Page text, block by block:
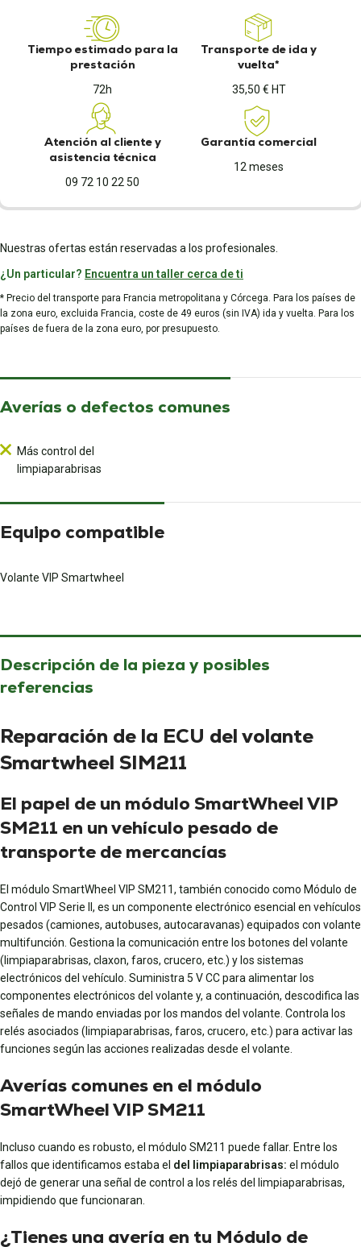
Tiempo estimado para la
prestación
72h
Transporte de ida y
vuelta*
35,50 € HT
Atención al cliente y
asistencia técnica
09 72 10 22 50
Garantía comercial
12 meses
Nuestras ofertas están reservadas a los profesionales.
¿Un particular? Encuentra un taller cerca de ti
* Precio del transporte para Francia metropolitana y Córcega. Para los países de
la zona euro, excluida Francia, coste de 49 euros (sin IVA) ida y vuelta. Para los
países de fuera de la zona euro, por presupuesto.
Averías o defectos comunes
Más control del
limpiaparabrisas
Equipo compatible
Volante VIP Smartwheel
Descripción de la pieza y posibles
referencias
Reparación de la ECU del volante
Smartwheel SIM211
El papel de un módulo SmartWheel VIP
SM211 en un vehículo pesado de
transporte de mercancías
El módulo SmartWheel VIP SM211, también conocido como Módulo de
Control VIP Serie II, es un componente electrónico esencial en vehículos
pesados (camiones, autobuses, autocaravanas) equipados con volante
multifunción. Gestiona la comunicación entre los botones del volante
(limpiaparabrisas, claxon, faros, crucero, etc.) y los sistemas
electrónicos del vehículo. Suministra 5 V CC para alimentar los
componentes electrónicos del volante y, a continuación, descodifica las
señales de mando enviadas por los mandos del volante. Controla los
relés asociados (limpiaparabrisas, faros, crucero, etc.) para activar las
funciones según las acciones realizadas desde el volante.
Averías comunes en el módulo
SmartWheel VIP SM211
Incluso cuando es robusto, el módulo SM211 puede fallar. Entre los
fallos que identificamos estaba el del limpiaparabrisas: el módulo
dejó de generar una señal de control a los relés del limpiaparabrisas,
impidiendo que funcionaran.
¿Tienes una avería en tu Módulo de